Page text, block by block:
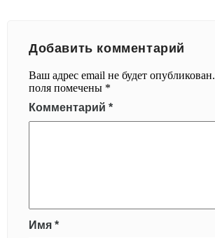
Добавить комментарий
Ваш адрес email не будет опубликован.
поля помечены *
Комментарий *
Имя *